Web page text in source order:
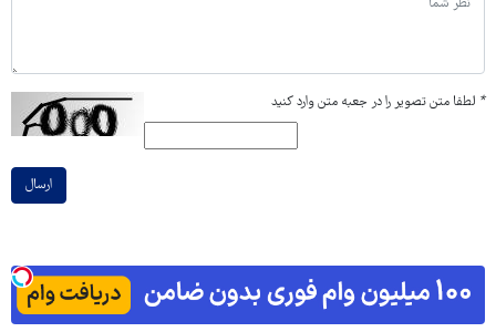
* لطفا متن تصویر را در جعبه متن وارد کنید
ارسال